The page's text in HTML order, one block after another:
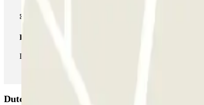
Pase ilimitado
Durante tu estancia podrás entrar y salir del parking todas las
Dutch Parking Service (Valet) - Schiphol